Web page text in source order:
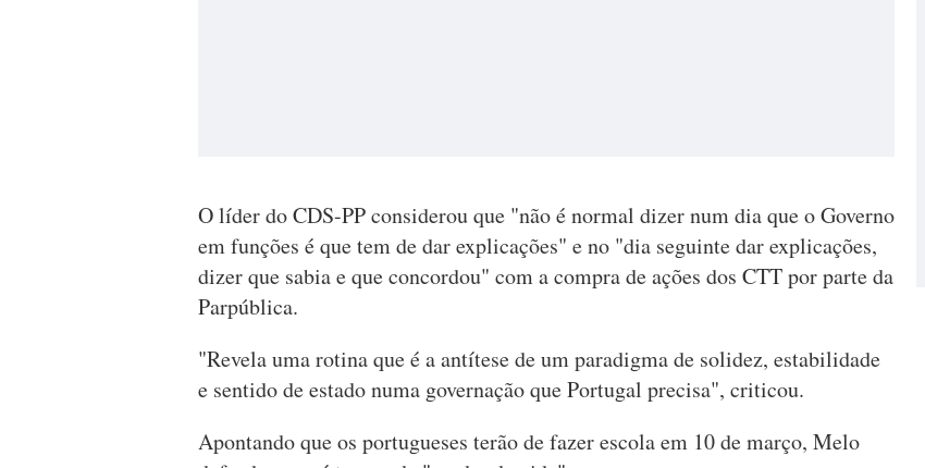
O líder do CDS-PP considerou que "não é normal dizer num dia que o Governo
em funções é que tem de dar explicações" e no "dia seguinte dar explicações,
dizer que sabia e que concordou" com a compra de ações dos CTT por parte da
Parpública.
"Revela uma rotina que é a antítese de um paradigma de solidez, estabilidade
e sentido de estado numa governação que Portugal precisa", criticou.
Apontando que os portugueses terão de fazer escola em 10 de março, Melo